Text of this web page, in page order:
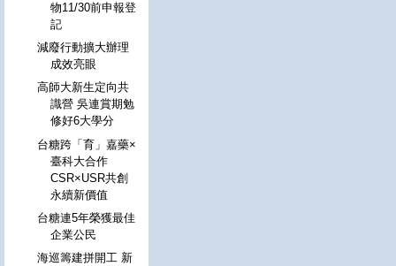
物11/30前申報登
記
減廢行動擴大辦理
成效亮眼
高師大新生定向共
識營 吳連賞期勉
修好6大學分
台糖跨「育」嘉藥×
臺科大合作
CSR×USR共創
永續新價值
台糖連5年榮獲最佳
企業公民
海巡籌建拼開工 新